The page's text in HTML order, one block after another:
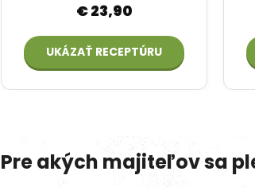
Pre akých majiteľov sa